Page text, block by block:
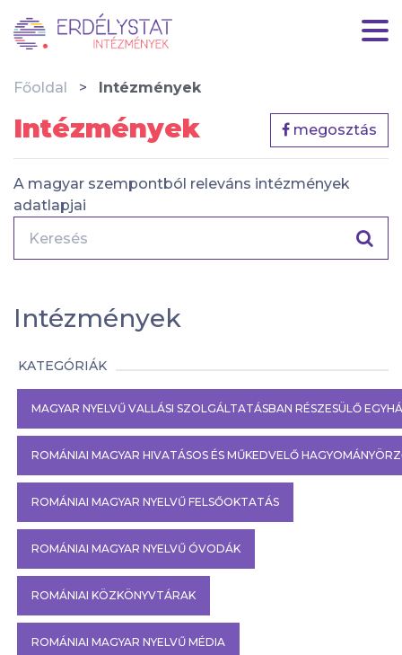
Főoldal Intézmények
Intézmények megosztás
A magyar szempontból releváns intézmények
adatlapjai
Intézmények
KATEGÓRIÁK
MAGYAR NYELVŰ VALLÁSI SZOLGÁLTATÁSBAN RÉSZESÜLŐ
ROMÁNIAI MAGYAR HIVATÁSOS ÉS MŰKEDVELŐ
ROMÁNIAI MAGYAR NYELVŰ FELSŐOKTATÁS
ROMÁNIAI MAGYAR NYELVŰ ÓVODÁK
ROMÁNIAI KÖZKÖNYVTÁRAK
ROMÁNIAI MAGYAR NYELVŰ MÉDIA